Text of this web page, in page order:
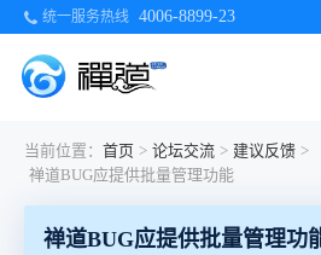
统一服务热线 4006-8899-23
当前位置： 首页 > 论坛交流 > 建议反馈 >
禅道BUG应提供批量管理功能
禅道BUG应提供批量管理功